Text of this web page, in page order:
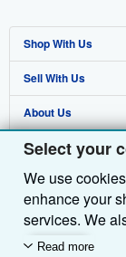
Select your
We use
enhance your
services. We
customers use
Read more
Shop With Us
Advanced Search
Browse Collections
My Account
My Orders
View Basket
Sell With Us
Start Selling
Join Our Affiliate
Book Buyback
Refer a seller
About Us
About AbeBooks
Media
Careers
Privacy Policy
Find Help
Help
Customer Service
Other AbeBooks
AbeBooks.com
AbeBooks.de
Follow AbeBooks